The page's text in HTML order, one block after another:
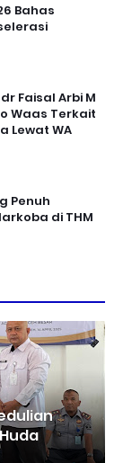
Bahas
Faisal Arbi M
Waas Terkait
Lewat WA
Penuh
di THM